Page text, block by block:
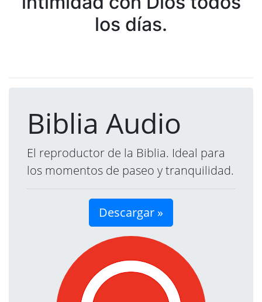
los días.
Biblia Audio
El reproductor de la Biblia. Ideal para
los momentos de paseo y tranquilidad.
Descargar »